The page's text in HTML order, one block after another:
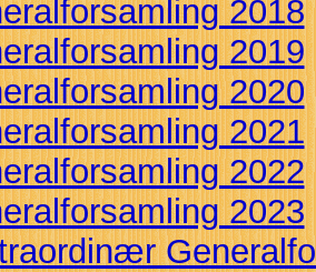
2018
2019
2020
2021
2022
2023